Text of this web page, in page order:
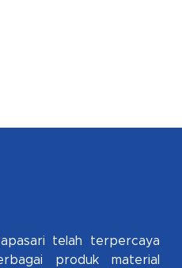
telah terpercaya
produk material